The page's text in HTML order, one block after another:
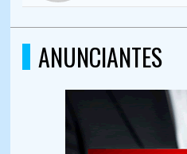
ANUNCIANTES